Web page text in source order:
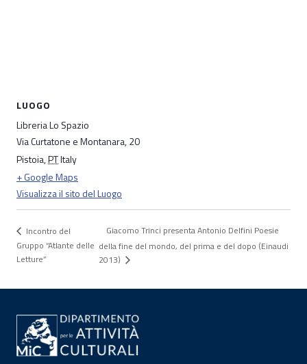
LUOGO
Libreria Lo Spazio
Via Curtatone e Montanara, 20
Pistoia,PTItaly
+ Google Maps
Visualizza il sito del Luogo
Incontro del
Gruppo “Atlante delle
Letture”
Giacomo Trinci presenta Antonio Delfini Poesie
della fine del mondo, del prima e del dopo (Einaudi
2013)